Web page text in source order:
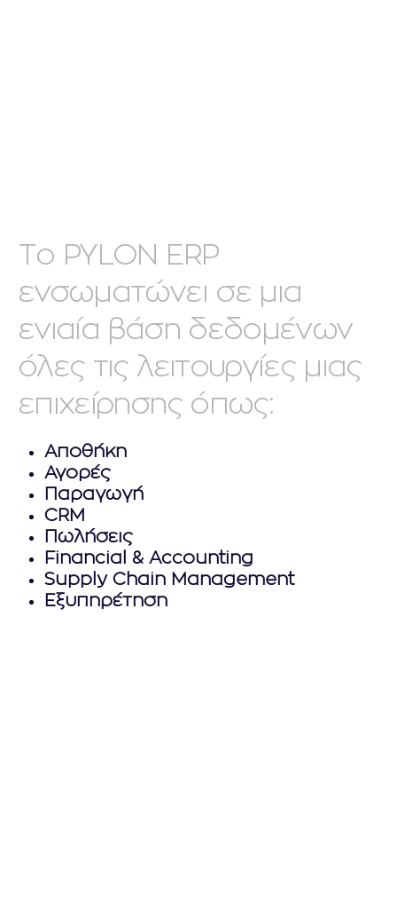
Το PYLON ERP
ενσωματώνει σε μια
ενιαία βάση δεδομένων
όλες τις λειτουργίες μιας
επιχείρησης όπως:
Αποθήκη
Αγορές
Παραγωγή
CRM
Πωλήσεις
Financial & Accounting
Supply Chain Management
Εξυπηρέτηση